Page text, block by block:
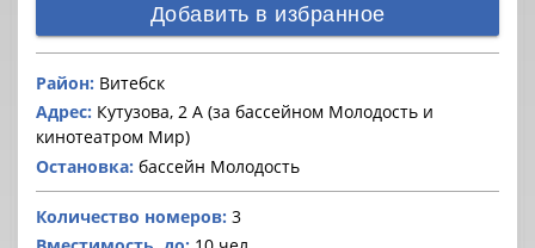
Добавить в избранное
Район: Витебск
Адрес: Кутузова, 2 А (за бассейном Молодость и
кинотеатром Мир)
Остановка: бассейн Молодость
Количество номеров: 3